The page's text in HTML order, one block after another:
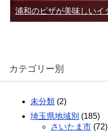
浦和のピザが美味しいイ
カテゴリー別
未分類 (2)
埼玉県地域別 (185)
さいたま市 (72)